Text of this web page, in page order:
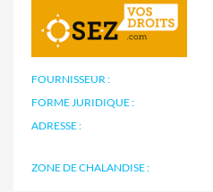
FOURNISSEUR :
FORME JURIDIQUE :
ADRESSE :
ZONE DE CHALANDISE :